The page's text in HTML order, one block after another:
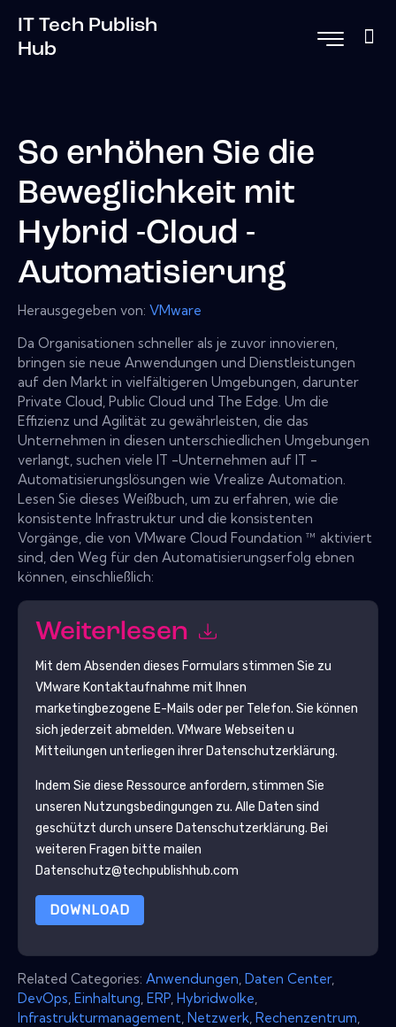
IT Tech Publish
Hub
So erhöhen Sie die
Beweglichkeit mit
Hybrid -Cloud -
Automatisierung
Herausgegeben von: VMware
Da Organisationen schneller als je zuvor innovieren,
bringen sie neue Anwendungen und Dienstleistungen
auf den Markt in vielfältigeren Umgebungen, darunter
Private Cloud, Public Cloud und The Edge. Um die
Effizienz und Agilität zu gewährleisten, die das
Unternehmen in diesen unterschiedlichen Umgebungen
verlangt, suchen viele IT -Unternehmen auf IT -
Automatisierungslösungen wie Vrealize Automation.
Lesen Sie dieses Weißbuch, um zu erfahren, wie die
konsistente Infrastruktur und die konsistenten
Vorgänge, die von VMware Cloud Foundation ™ aktiviert
sind, den Weg für den Automatisierungserfolg ebnen
können, einschließlich:
Weiterlesen
Mit dem Absenden dieses Formulars stimmen Sie zu
VMware Kontaktaufnahme mit Ihnen
marketingbezogene E-Mails oder per Telefon. Sie können
sich jederzeit abmelden. VMware Webseiten u
Mitteilungen unterliegen ihrer Datenschutzerklärung.
Indem Sie diese Ressource anfordern, stimmen Sie
unseren Nutzungsbedingungen zu. Alle Daten sind
geschützt durch unsere Datenschutzerklärung. Bei
weiteren Fragen bitte mailen
Datenschutz@techpublishhub.com
DOWNLOAD
Related Categories: Anwendungen Daten Center,
DevOps Einhaltung ERP Hybridwolke
Infrastrukturmanagement Netzwerk Rechenzentrum